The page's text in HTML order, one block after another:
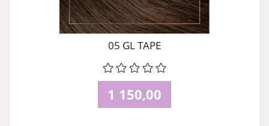
05 GL TAPE
1 150,00